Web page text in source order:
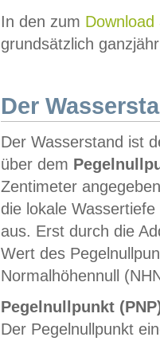
In den zum Download
grundsätzlich
Der
Der Wasserstand ist
über dem
Zentimeter
die lokale
aus. Erst durch die
Wert des
Normalhöhennull
Pegelnullpunkt
Der Pegelnullpunkt